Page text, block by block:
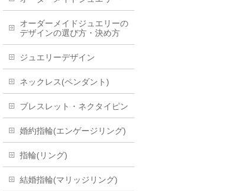
オーダーメイドジュエリーの
デザインの選び方・決め方
ジュエリーデザイン
ネックレス(ペンダント)
ブレスレット・ネクタイピン
婚約指輪(エンゲージリング)
指輪(リング)
結婚指輪(マリッジリング)